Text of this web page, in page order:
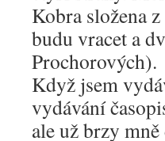
Kobra složena
budu vracet a
Prochorových).
Když jsem
vydávání
ale už brzy